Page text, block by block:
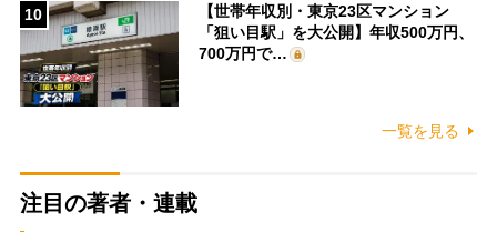
10
【世帯年収別・東京23区マンション
「狙い目駅」を大公開】年収500万円、
700万円で…
一覧を見る
注目の著者・連載